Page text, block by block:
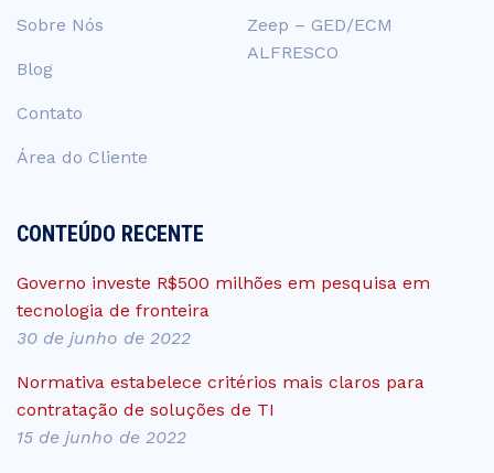
Sobre Nós
Blog
Contato
Área do Cliente
Zeep – GED/ECM
ALFRESCO
CONTEÚDO RECENTE
Governo investe R$500 milhões em pesquisa em
tecnologia de fronteira
30 de junho de 2022
Normativa estabelece critérios mais claros para
contratação de soluções de TI
15 de junho de 2022